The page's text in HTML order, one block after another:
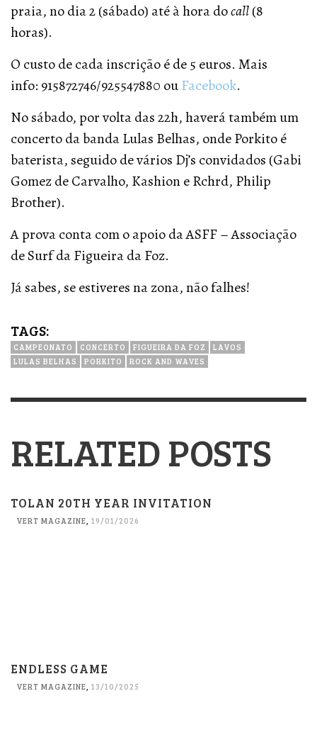
praia, no dia 2 (sábado) até à hora docall(8
horas).
O custo de cada inscrição é de 5 euros. Mais
info: 915872746/925547880 ouFacebook.
No sábado, por volta das 22h, haverá também um
concerto da banda Lulas Belhas, onde Porkito é
baterista, seguido de vários Dj’s convidados (Gabi
Gomez de Carvalho, Kashion e Rchrd, Philip
Brother).
A prova conta com o apoio da ASFF – Associação
de Surf da Figueira da Foz.
Já sabes, se estiveres na zona, não falhes!
TAGS:
CAMPEONATO CONCERTO FIGUEIRA DA FOZ
LAVOS
LULAS BELHAS
PORKITO ROCK AND WAVES
RELATED POSTS
TOLAN 20TH YEAR INVITATION
VERT MAGAZINE 19/01/2026
ENDLESS GAME
VERT MAGAZINE, 13/10/2025